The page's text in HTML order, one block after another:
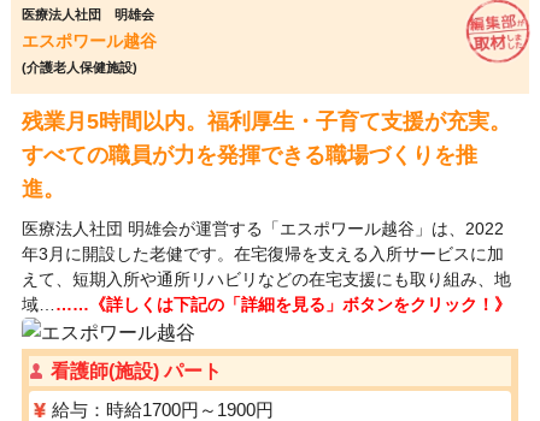
医療法人社団 明雄会
エスポワール越谷
(介護老人保健施設)
残業月5時間以内。福利厚生・子育て支援が充実。
すべての職員が力を発揮できる職場づくりを推
進。
医療法人社団 明雄会が運営する「エスポワール越谷」は、2022
年3月に開設した老健です。在宅復帰を支える入所サービスに加
えて、短期入所や通所リハビリなどの在宅支援にも取り組み、地
域… ……《詳しくは下記の「詳細を見る」ボタンをクリック！》
看護師(施設) パート
給与：時給1700円～1900円